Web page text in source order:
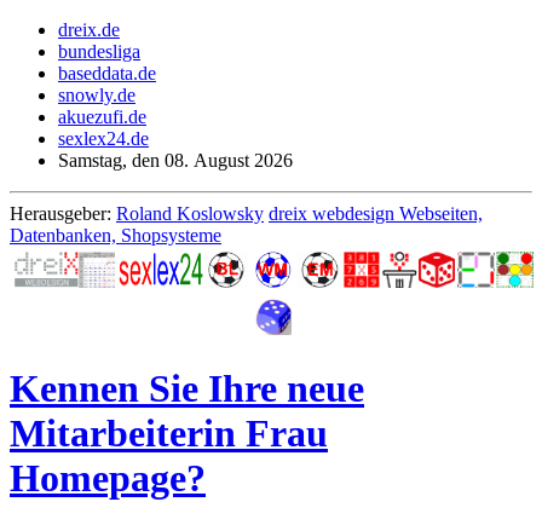
dreix.de
bundesliga
baseddata.de
snowly.de
akuezufi.de
sexlex24.de
Samstag, den 08. August 2026
Herausgeber: Roland Koslowsky dreix webdesign Webseiten,
Datenbanken, Shopsysteme
Kennen Sie Ihre neue
Mitarbeiterin Frau
Homepage?